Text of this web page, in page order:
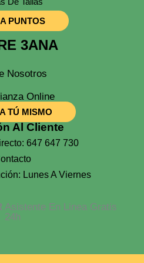
PUNTOS
3ANA
Nosotros
TÚ MISMO
Al Cliente
647 647 730
Lunes A Viernes
Asistente En Linea Gratis
24h